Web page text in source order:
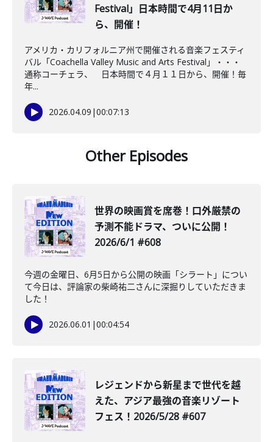
Festival」日本時間で4月11日か
ら、開催！
アメリカ・カリフォルニア州で開催される音楽フェスティ
バル「Coachella Valley Music and Arts Festival」・・・
通称コーチェラ、 日本時間で４月１１日から、開催！毎
年...
2026.04.09 |00:07:13
Other Episodes
世界の映画賞を席巻！口外厳禁の
予測不能ドラマ、ついに公開！
2026/6/1 #608
今週の金曜日、6月5日から公開の映画「シラート」につい
て今日は、評論家の柴崎祐二さんに深掘りしていただきま
した！
2026.06.01 |00:04:54
レジェンドから新星まで世代を越
えた、アジア最強の音楽リゾート
フェス！2026/5/28 #607